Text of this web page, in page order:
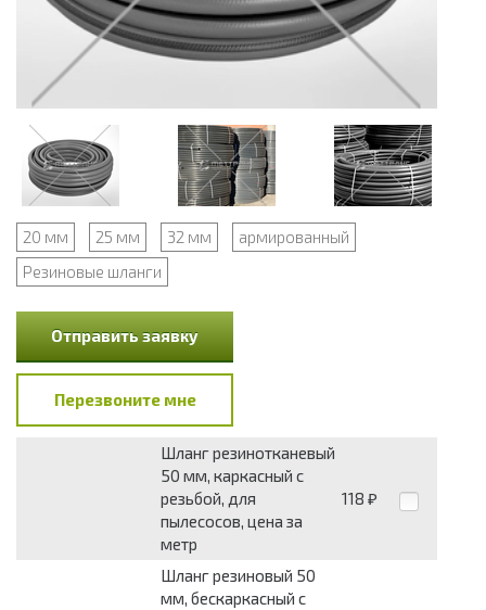
20 мм 25 мм 32 мм
армированный
Резиновые шланги
Отправить заявку
Перезвоните мне
Шланг резинотканевый
50 мм, каркасный с
резьбой, для
пылесосов, цена за
метр
118 ₽
Шланг резиновый 50
мм, бескаркасный с